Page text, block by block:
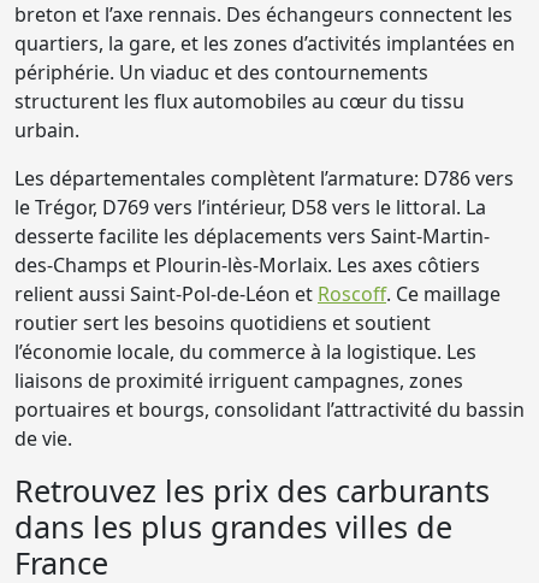
breton et l’axe rennais. Des échangeurs connectent les
quartiers, la gare, et les zones d’activités implantées en
périphérie. Un viaduc et des contournements
structurent les flux automobiles au cœur du tissu
urbain.
Les départementales complètent l’armature: D786 vers
le Trégor, D769 vers l’intérieur, D58 vers le littoral. La
desserte facilite les déplacements vers Saint-Martin-
des-Champs et Plourin-lès-Morlaix. Les axes côtiers
relient aussi Saint-Pol-de-Léon et Roscoff. Ce maillage
routier sert les besoins quotidiens et soutient
l’économie locale, du commerce à la logistique. Les
liaisons de proximité irriguent campagnes, zones
portuaires et bourgs, consolidant l’attractivité du bassin
de vie.
Retrouvez les prix des carburants
dans les plus grandes villes de
France